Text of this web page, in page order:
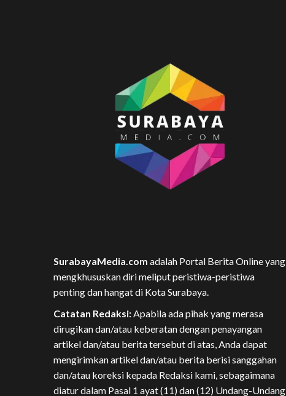
SurabayaMedia.com adalah Portal Berita Online yang
mengkhususkan diri meliput peristiwa-peristiwa
penting dan hangat di Kota Surabaya.
Catatan Redaksi:Apabila ada pihak yang merasa
dirugikan dan/atau keberatan dengan penayangan
artikel dan/atau berita tersebut di atas, Anda dapat
mengirimkan artikel dan/atau berita berisi sanggahan
dan/atau koreksi kepada Redaksi kami, sebagaimana
diatur dalam Pasal 1 ayat (11) dan (12) Undang-Undang